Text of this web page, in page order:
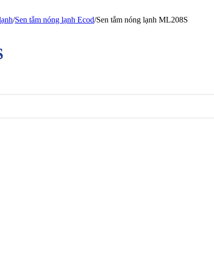
/Sen tắm nóng lạnh Ecod/Sen tắm nóng lạnh ML208S